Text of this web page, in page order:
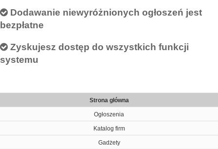
Dodawanie niewyróżnionych ogłoszeń jest
bezpłatne
Zyskujesz dostęp do wszystkich funkcji
systemu
Strona główna
Ogłoszenia
Katalog firm
Gadżety